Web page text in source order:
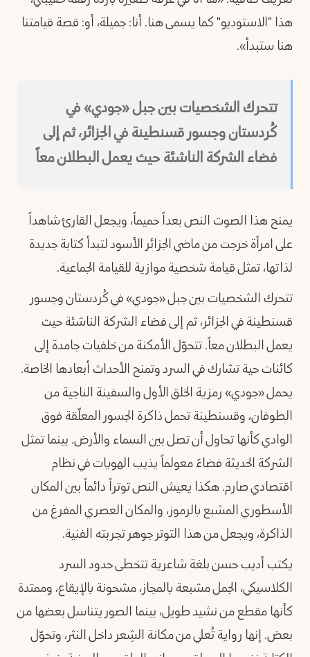
هذا "الاستوديو" كما يسمى هنا. أنا: جميلة، أو: قصة قيامتنا
هنا ستبدأ».
تتحرك الشخصيات بين جبل «جودي» في
كُردستان وجسور قسنطينة في الجزائر، ثم إلى
فضاء الشركة الناشئة حيث يعمل البطلان معاً
يمنح هذا الصوت النص بعداً حميماً، ويجعل القارئ شاهداً
على امرأة خرجت من ماضي الجزائر الأسود لتبدأ كتابة جديدة
لذاتها، تمثل قيامة شخصية موازية للقيامة الجماعية.
تتحرك الشخصيات بين جبل «جودي» في كُردستان وجسور
قسنطينة في الجزائر، ثم إلى فضاء الشركة الناشئة حيث
يعمل البطلان معاً. تتحوّل الأمكنة من خلفيات جامدة إلى
كائنات حية تشارك في السرد وتمنح الأحداث أبعادها الخاصة.
يحمل «جودي» رمزية الخلق الأول والسفينة الناجية من
الطوفان، وقسنطينة تحمل ذاكرة الجسور المعلّقة فوق
الوادي كأنها تحاول أن تصل بين السماء والأرض. بينما تمثل
الشركة الحديثة فضاءً معولماً يذيب الهويات في نظام
اقتصادي صارم. هكذا يعيش النص توتراً دائماً بين المكان
الأسطوري المشبع بالرموز، والمكان العصري المفرغ من
الذاكرة، ويجعل من هذا التوتر جوهر تجربته الفنية.
يكتب أديب حسن بلغة شاعرية تتخطى حدود السرد
الكلاسيكي، الجمل مشبعة بالمجاز، مشحونة بالإيقاع، وممتدة
كأنها مقطع من نشيد طويل، بينما الصور يتناسل بعضها من
بعض. إنها رواية تُعلي من مكانة الشِعر داخل النثر، وتحوّل